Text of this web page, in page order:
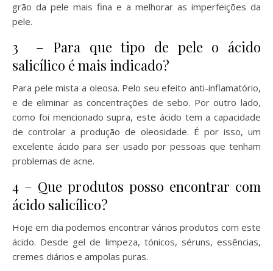
grão da pele mais fina e a melhorar as imperfeições da
pele.
3 – Para que tipo de pele o ácido
salicílico é mais indicado?
Para pele mista a oleosa. Pelo seu efeito anti-inflamatório,
e de eliminar as concentrações de sebo. Por outro lado,
como foi mencionado supra, este ácido tem a capacidade
de controlar a produção de oleosidade. É por isso, um
excelente ácido para ser usado por pessoas que tenham
problemas de acne.
4 – Que produtos posso encontrar com
ácido salicílico?
Hoje em dia podemos encontrar vários produtos com este
ácido. Desde gel de limpeza, tónicos, séruns, essências,
cremes diários e ampolas puras.